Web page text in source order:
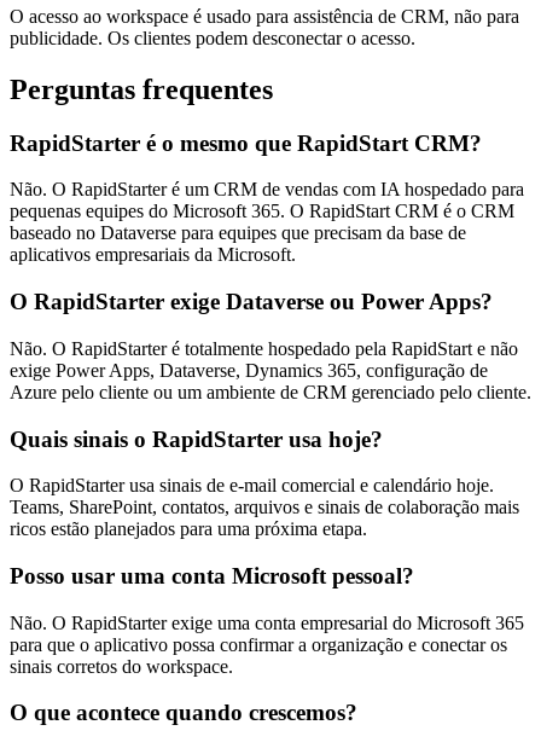
O acesso ao workspace é usado para assistência de CRM, não para
publicidade. Os clientes podem desconectar o acesso.
Perguntas frequentes
RapidStarter é o mesmo que RapidStart CRM?
Não. O RapidStarter é um CRM de vendas com IA hospedado para
pequenas equipes do Microsoft 365. O RapidStart CRM é o CRM
baseado no Dataverse para equipes que precisam da base de
aplicativos empresariais da Microsoft.
O RapidStarter exige Dataverse ou Power Apps?
Não. O RapidStarter é totalmente hospedado pela RapidStart e não
exige Power Apps, Dataverse, Dynamics 365, configuração de
Azure pelo cliente ou um ambiente de CRM gerenciado pelo cliente.
Quais sinais o RapidStarter usa hoje?
O RapidStarter usa sinais de e-mail comercial e calendário hoje.
Teams, SharePoint, contatos, arquivos e sinais de colaboração mais
ricos estão planejados para uma próxima etapa.
Posso usar uma conta Microsoft pessoal?
Não. O RapidStarter exige uma conta empresarial do Microsoft 365
para que o aplicativo possa confirmar a organização e conectar os
sinais corretos do workspace.
O que acontece quando crescemos?